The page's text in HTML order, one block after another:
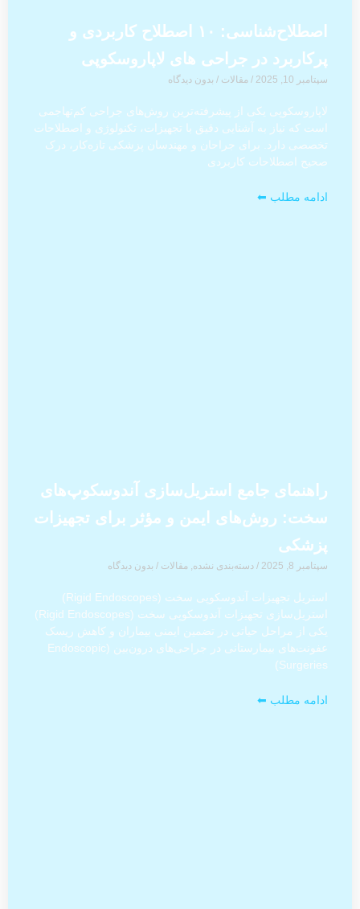
اصطلاح‌شناسی: ۱۰ اصطلاح کاربردی و
پرکاربرد در جراحی های لاپاروسکوپی
سپتامبر 10, 2025 / مقالات / بدون دیدگاه
لاپاروسکوپی یکی از پیشرفته‌ترین روش‌های جراحی کم‌تهاجمی
است که نیاز به آشنایی دقیق با تجهیزات، تکنولوژی و اصطلاحات
تخصصی دارد. برای جراحان و مهندسان پزشکی تازه‌کار، درک
صحیح اصطلاحات کاربردی
ادامه مطلب ⬅
راهنمای جامع استریل‌سازی آندوسکوپ‌های
سخت: روش‌های ایمن و مؤثر برای تجهیزات
پزشکی
سپتامبر 8, 2025 / دسته‌بندی نشده, مقالات / بدون دیدگاه
استریل تجهیزات آندوسکوپی سخت (Rigid Endoscopes)
استریل‌سازی تجهیزات آندوسکوپی سخت (Rigid Endoscopes)
یکی از مراحل حیاتی در تضمین ایمنی بیماران و کاهش ریسک
عفونت‌های بیمارستانی در جراحی‌های درون‌بین (Endoscopic
Surgeries)
ادامه مطلب ⬅